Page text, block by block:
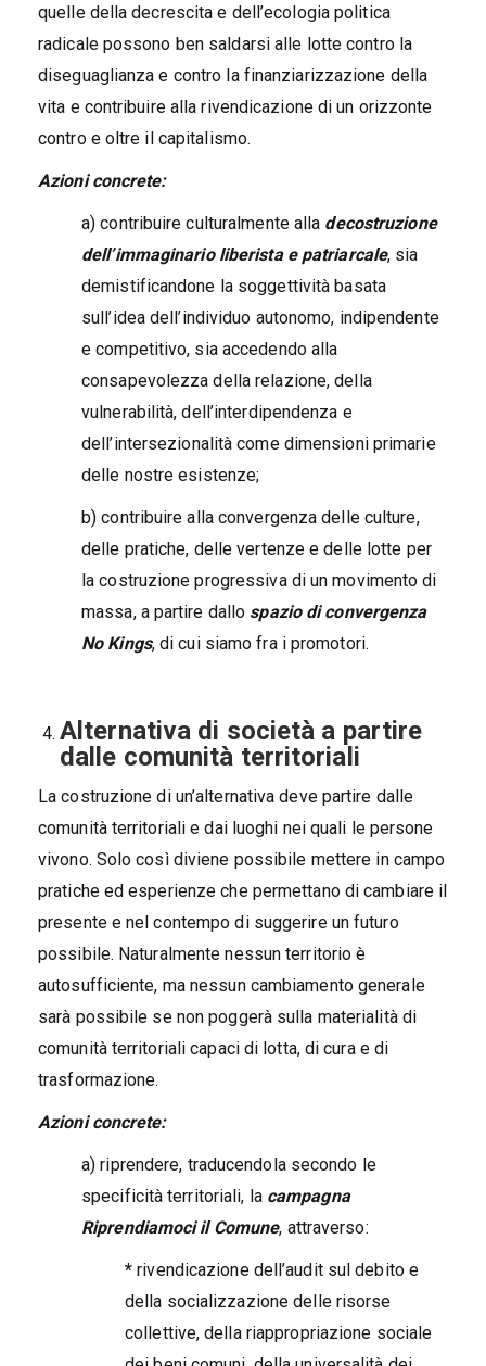
quelle della decrescita e dell’ecologia politica
radicale possono ben saldarsi alle lotte contro la
diseguaglianza e contro la finanziarizzazione della
vita e contribuire alla rivendicazione di un orizzonte
contro e oltre il capitalismo.
Azioni concrete:
a) contribuire culturalmente alla decostruzione
dell’immaginario liberista e patriarcale, sia
demistificandone la soggettività basata
sull’idea dell’individuo autonomo, indipendente
e competitivo, sia accedendo alla
consapevolezza della relazione, della
vulnerabilità, dell’interdipendenza e
dell’intersezionalità come dimensioni primarie
delle nostre esistenze;
b) contribuire alla convergenza delle culture,
delle pratiche, delle vertenze e delle lotte per
la costruzione progressiva di un movimento di
massa, a partire dallo spazio di convergenza
No Kings, di cui siamo fra i promotori.
Alternativa di società a partire
dalle comunità territoriali
La costruzione di un’alternativa deve partire dalle
comunità territoriali e dai luoghi nei quali le persone
vivono. Solo così diviene possibile mettere in campo
pratiche ed esperienze che permettano di cambiare il
presente e nel contempo di suggerire un futuro
possibile. Naturalmente nessun territorio è
autosufficiente, ma nessun cambiamento generale
sarà possibile se non poggerà sulla materialità di
comunità territoriali capaci di lotta, di cura e di
trasformazione.
Azioni concrete:
a) riprendere, traducendola secondo le
specificità territoriali, la campagna
Riprendiamoci il Comune, attraverso:
* rivendicazione dell’audit sul debito e
della socializzazione delle risorse
collettive, della riappropriazione sociale